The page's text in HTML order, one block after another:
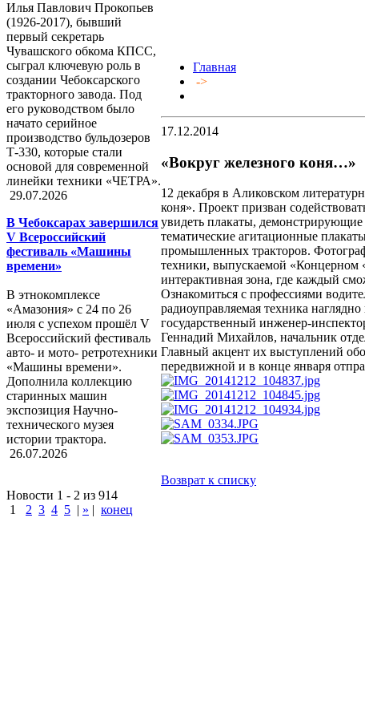
Илья Павлович Прокопьев
(1926-2017), бывший
первый секретарь
Чувашского обкома КПСС,
сыграл ключевую роль в
создании Чебоксарского
тракторного завода. Под
его руководством было
начато серийное
производство бульдозеров
Т-330, которые стали
основой для современной
линейки техники «ЧЕТРА».
29.07.2026
В Чебоксарах завершился
V Всероссийский
фестиваль «Машины
времени»
В этнокомплексе
«Амазония» с 24 по 26
июля с успехом прошёл V
Всероссийский фестиваль
авто- и мото- ретротехники
«Машины времени».
Дополнила коллекцию
старинных машин
экспозиция Научно-
технического музея
истории трактора.
26.07.2026
Новости 1 - 2 из 914
1
2 3 4 5 | » | конец
Главная
->
17.12.2014
«Вокруг железного коня…»
12 декабря в Аликовском
коня». Проект призван
увидеть плакаты, демонстрирующие
тематические агитационные
промышленных тракторов.
техники, выпускаемой «Концерном
интерактивная зона, где каждый
Ознакомиться с профессиями
радиоуправляемая техника
государственный инженер-
Геннадий Михайлов, начальник
Главный акцент их выступлений
передвижной и в конце января
Возврат к списку